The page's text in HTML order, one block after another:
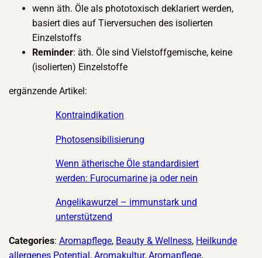
wenn äth. Öle als phototoxisch deklariert werden,
basiert dies auf Tierversuchen des isolierten
Einzelstoffs
Reminder: äth. Öle sind Vielstoffgemische, keine
(isolierten) Einzelstoffe
ergänzende Artikel:
Kontraindikation
Photosensibilisierung
Wenn ätherische Öle standardisiert
werden: Furocumarine ja oder nein
Angelikawurzel – immunstark und
unterstützend
Categories:Aromapflege, Beauty & Wellness, Heilkunde
allergenes Potential, Aromakultur, Aromapflege